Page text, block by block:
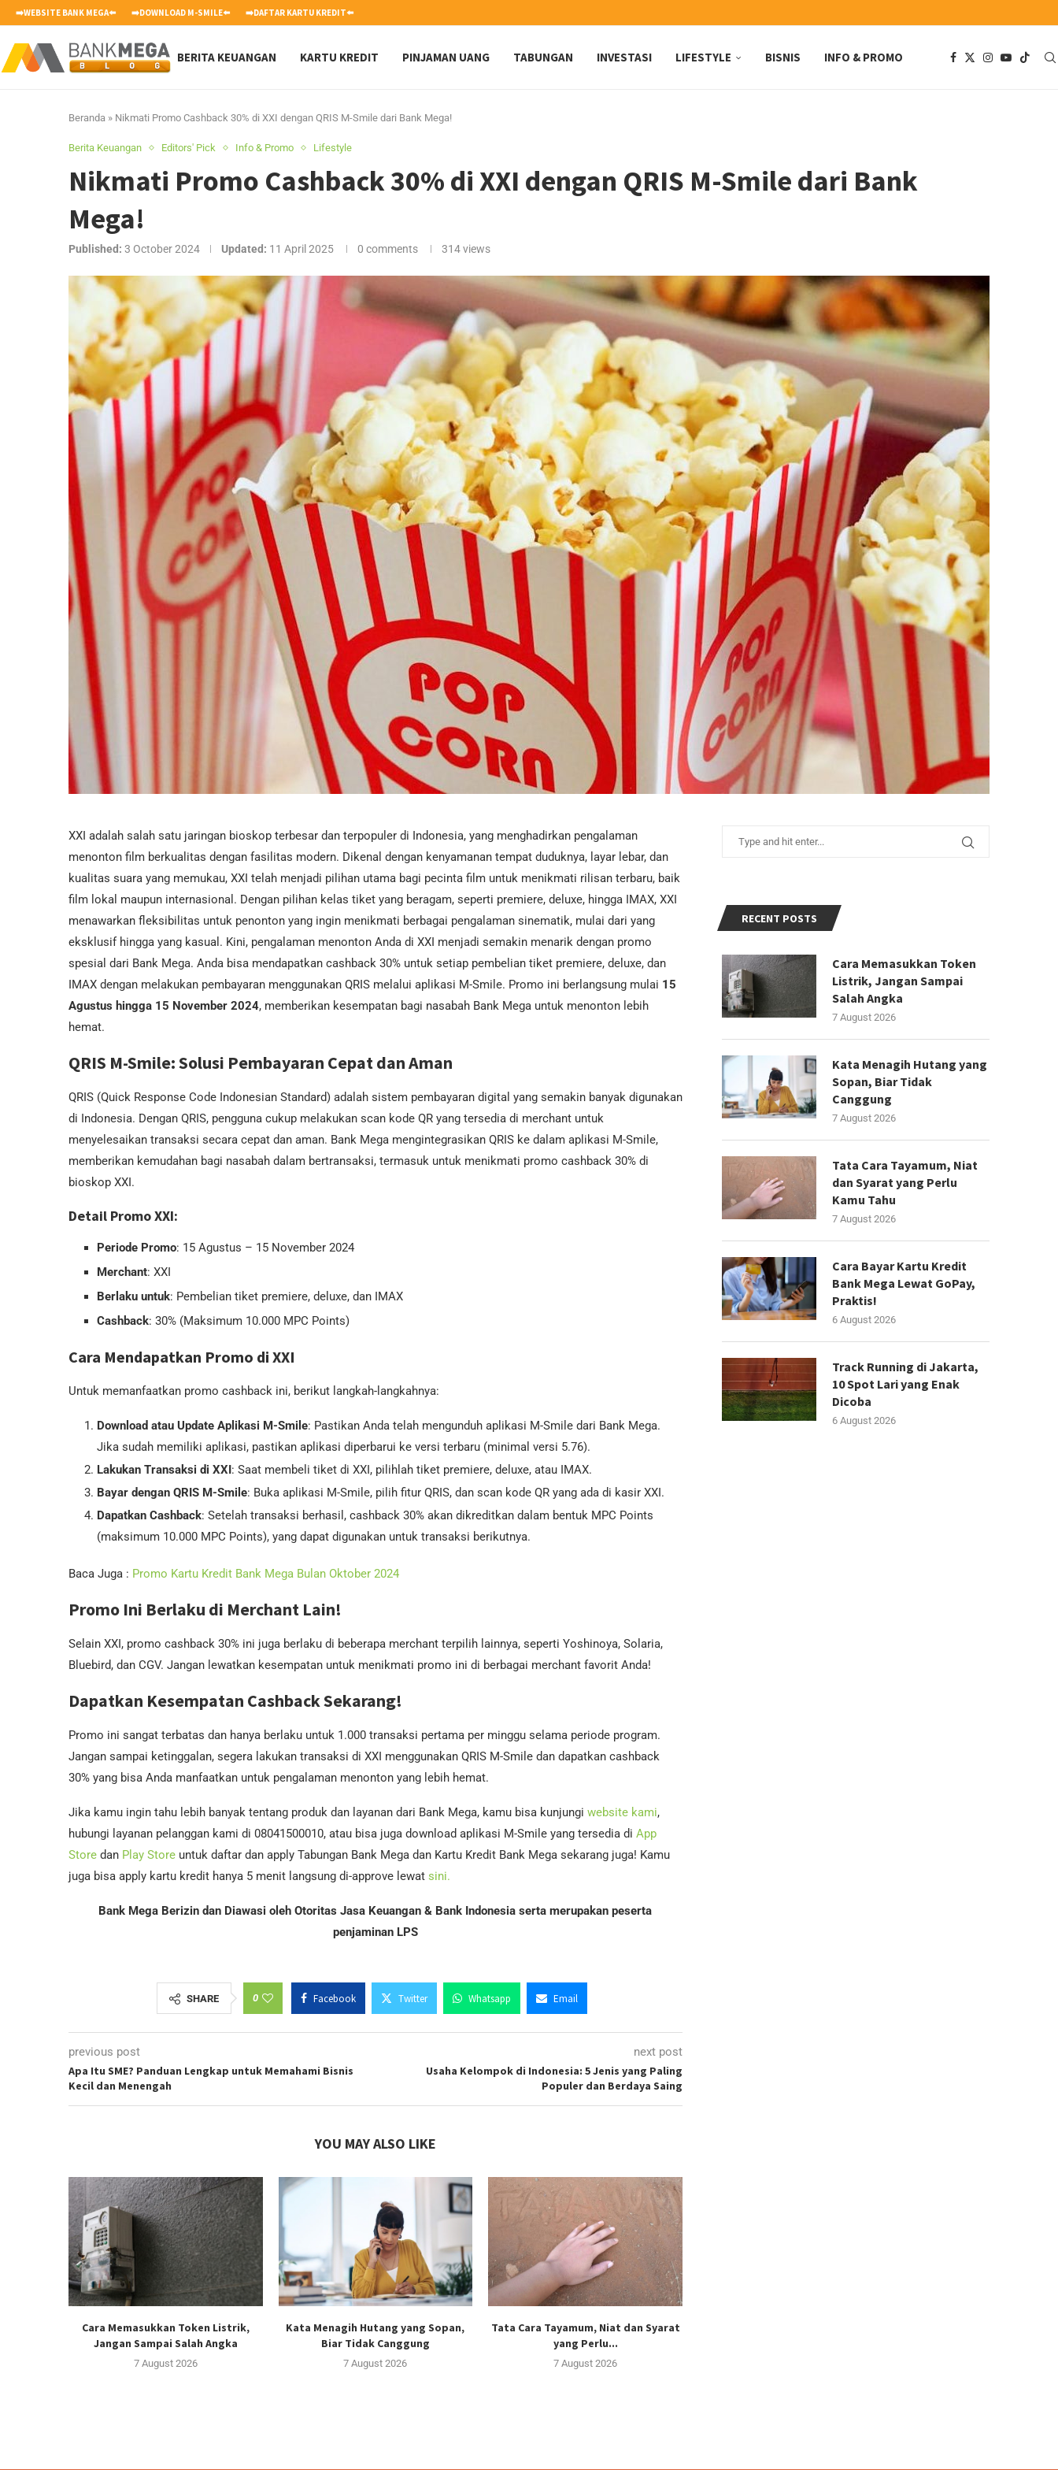
➡️WEBSITE BANK MEGA⬅️ ➡️DOWNLOAD M-SMILE⬅️ ➡️DAFTAR KARTU KREDIT⬅️
BERITA KEUANGAN KARTU KREDIT PINJAMAN UANG TABUNGAN INVESTASI LIFESTYLE BISNIS INFO & PROMO
Beranda » Nikmati Promo Cashback 30% di XXI dengan QRIS M-Smile dari Bank Mega!
Berita Keuangan Editors' Pick Info & Promo Lifestyle
Nikmati Promo Cashback 30% di XXI dengan QRIS M-Smile dari Bank
Mega!
Published: 3 October 2024 Updated: 11 April 2025 0 comments 314views
XXI adalah salah satu jaringan bioskop terbesar dan terpopuler di Indonesia, yang menghadirkan pengalaman
menonton film berkualitas dengan fasilitas modern. Dikenal dengan kenyamanan tempat duduknya, layar lebar, dan
kualitas suara yang memukau, XXI telah menjadi pilihan utama bagi pecinta film untuk menikmati rilisan terbaru, baik
film lokal maupun internasional. Dengan pilihan kelas tiket yang beragam, seperti premiere, deluxe, hingga IMAX, XXI
menawarkan fleksibilitas untuk penonton yang ingin menikmati berbagai pengalaman sinematik, mulai dari yang
eksklusif hingga yang kasual. Kini, pengalaman menonton Anda di XXI menjadi semakin menarik dengan promo
spesial dari Bank Mega. Anda bisa mendapatkan cashback 30% untuk setiap pembelian tiket premiere, deluxe, dan
IMAX dengan melakukan pembayaran menggunakan QRIS melalui aplikasi M-Smile. Promo ini berlangsung mulai 15
Agustus hingga 15 November 2024, memberikan kesempatan bagi nasabah Bank Mega untuk menonton lebih
hemat.
QRIS M-Smile: Solusi Pembayaran Cepat dan Aman
QRIS (Quick Response Code Indonesian Standard) adalah sistem pembayaran digital yang semakin banyak digunakan
di Indonesia. Dengan QRIS, pengguna cukup melakukan scan kode QR yang tersedia di merchant untuk
menyelesaikan transaksi secara cepat dan aman. Bank Mega mengintegrasikan QRIS ke dalam aplikasi M-Smile,
memberikan kemudahan bagi nasabah dalam bertransaksi, termasuk untuk menikmati promo cashback 30% di
bioskop XXI.
Detail Promo XXI:
Periode Promo: 15 Agustus – 15 November 2024
Merchant: XXI
Berlaku untuk: Pembelian tiket premiere, deluxe, dan IMAX
Cashback: 30% (Maksimum 10.000 MPC Points)
Cara Mendapatkan Promo di XXI
Untuk memanfaatkan promo cashback ini, berikut langkah-langkahnya:
Download atau Update Aplikasi M-Smile: Pastikan Anda telah mengunduh aplikasi M-Smile dari Bank Mega.
Jika sudah memiliki aplikasi, pastikan aplikasi diperbarui ke versi terbaru (minimal versi 5.76).
Lakukan Transaksi di XXI: Saat membeli tiket di XXI, pilihlah tiket premiere, deluxe, atau IMAX.
Bayar dengan QRIS M-Smile: Buka aplikasi M-Smile, pilih fitur QRIS, dan scan kode QR yang ada di kasir XXI.
Dapatkan Cashback: Setelah transaksi berhasil, cashback 30% akan dikreditkan dalam bentuk MPC Points
(maksimum 10.000 MPC Points), yang dapat digunakan untuk transaksi berikutnya.
Baca Juga : Promo Kartu Kredit Bank Mega Bulan Oktober 2024
Promo Ini Berlaku di Merchant Lain!
Selain XXI, promo cashback 30% ini juga berlaku di beberapa merchant terpilih lainnya, seperti Yoshinoya, Solaria,
Bluebird, dan CGV. Jangan lewatkan kesempatan untuk menikmati promo ini di berbagai merchant favorit Anda!
Dapatkan Kesempatan Cashback Sekarang!
Promo ini sangat terbatas dan hanya berlaku untuk 1.000 transaksi pertama per minggu selama periode program.
Jangan sampai ketinggalan, segera lakukan transaksi di XXI menggunakan QRIS M-Smile dan dapatkan cashback
30% yang bisa Anda manfaatkan untuk pengalaman menonton yang lebih hemat.
Jika kamu ingin tahu lebih banyak tentang produk dan layanan dari Bank Mega, kamu bisa kunjungi website kami,
hubungi layanan pelanggan kami di 08041500010, atau bisa juga download aplikasi M-Smile yang tersedia di App
Store dan Play Store untuk daftar dan apply Tabungan Bank Mega dan Kartu Kredit Bank Mega sekarang juga! Kamu
juga bisa apply kartu kredit hanya 5 menit langsung di-approve lewat sini.
Bank Mega Berizin dan Diawasi oleh Otoritas Jasa Keuangan & Bank Indonesia serta merupakan peserta
penjaminan LPS
SHARE 0 Facebook Twitter Whatsapp Email
previous post
Apa Itu SME? Panduan Lengkap untuk Memahami Bisnis
Kecil dan Menengah
next post
Usaha Kelompok di Indonesia: 5 Jenis yang Paling
Populer dan Berdaya Saing
YOU MAY ALSO LIKE
Cara Memasukkan Token Listrik,
Jangan Sampai Salah Angka
7 August 2026
Kata Menagih Hutang yang Sopan,
Biar Tidak Canggung
7 August 2026
Tata Cara Tayamum, Niat dan Syarat
yang Perlu...
7 August 2026
RECENT POSTS
Cara Memasukkan Token
Listrik, Jangan Sampai
Salah Angka
7 August 2026
Kata Menagih Hutang yang
Sopan, Biar Tidak
Canggung
7 August 2026
Tata Cara Tayamum, Niat
dan Syarat yang Perlu
Kamu Tahu
7 August 2026
Cara Bayar Kartu Kredit
Bank Mega Lewat GoPay,
Praktis!
6 August 2026
Track Running di Jakarta,
10 Spot Lari yang Enak
Dicoba
6 August 2026